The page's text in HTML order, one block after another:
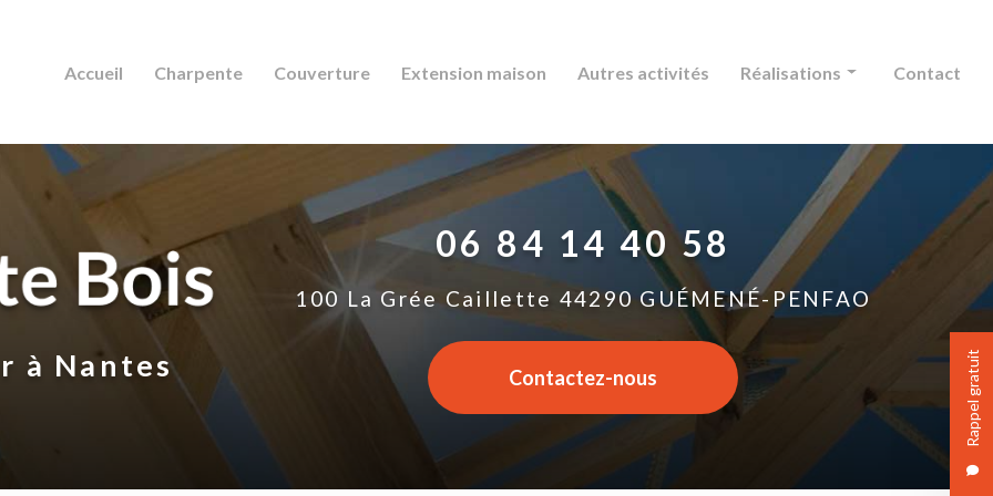
Rappel gratuit
Accueil Charpente Couverture Extension maison Autres activités Réalisations
Couverture
Extension maison
Autres activités
Contact
à Nantes
06 84 14 40 58
100 La Grée Caillette 44290 GUÉMENÉ-PENFAO
Contactez-nous